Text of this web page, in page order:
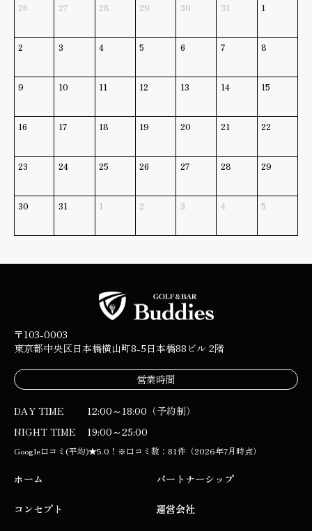
26 27 28 29 30 31 1
2 3 4 5 6 7 8
9 10 11 12 13 14 15
16 17 18 19 20 21 22
23 24 25 26 27 28 29
30 31 1 2 3 4 5
〒103-0003
東京都中央区日本橋横山町8-5日本橋88ビル 2階
営業時間
DAY TIME
12:00～18:00（予約制）
NIGHT TIME
19:00～25:00
Google口コミ(平均)★5.0！※口コミ数：81件（2026年7月時点）
ホーム
コンセプト
パートナーシップ
運営会社